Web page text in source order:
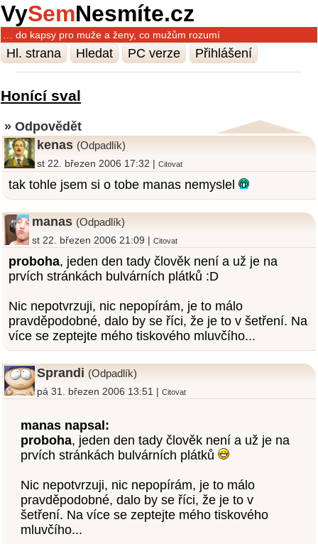
VySemNesmíte.cz
… do kapsy pro muže a ženy, co mužům rozumí
Hl. strana Hledat PC verze Přihlášení
Honící sval
» Odpovědět
kenas (Odpadlík)
st 22. březen 2006 17:32 |Citovat
tak tohle jsem si o tobe manas nemyslel
manas (Odpadlík)
st 22. březen 2006 21:09 | Citovat
proboha, jeden den tady člověk není a už je na
prvích stránkách bulvárních plátků :D
Nic nepotvrzuji, nic nepopírám, je to málo
pravděpodobné, dalo by se říci, že je to v šetření. Na
více se zeptejte mého tiskového mluvčího...
Sprandi (Odpadlík)
pá 31. březen 2006 13:51 |Citovat
manas napsal:
proboha, jeden den tady člověk není a už je na
prvích stránkách bulvárních plátků
Nic nepotvrzuji, nic nepopírám, je to málo
pravděpodobné, dalo by se říci, že je to v
šetření. Na více se zeptejte mého tiskového
mluvčího...